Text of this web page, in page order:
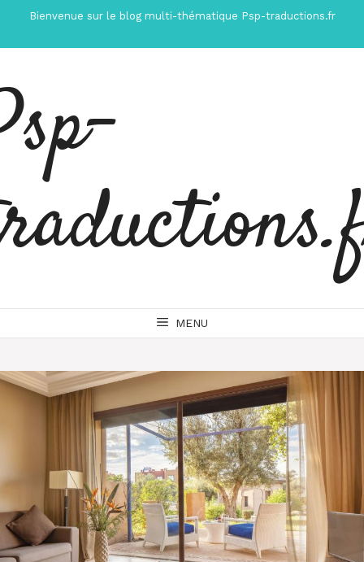
contenu
Bienvenue sur le blog multi-thématique Psp-traductions.fr
MENU